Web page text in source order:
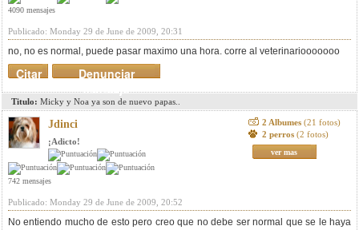
4090 mensajes
Publicado: Monday 29 de June de 2009, 20:31
no, no es normal, puede pasar maximo una hora. corre al veterinariooooooo
Denunciar
mensaje
Citar
Titulo: Micky y Noa ya son de nuevo papas..
Jdinci
¡Adicto!
742 mensajes
2 Albumes (21 fotos)
2 perros (2 fotos)
ver mas
Publicado: Monday 29 de June de 2009, 20:52
No entiendo mucho de esto pero creo que no debe ser normal que se le haya